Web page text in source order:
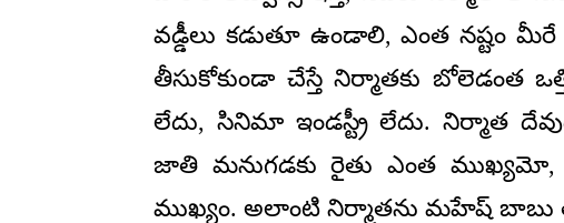
వడ్డీలు కడుతూ ఉండాలి, ఎంత నష్టం
తీసుకోకుండా చేస్తే నిర్మాతకు బోలెడంత
లేదు, సినిమా ఇండస్ట్రీ లేదు. నిర్మాత
జాతి మనుగడకు రైతు ఎంత ముఖ్యమో,
ముఖ్యం. అలాంటి నిర్మాతను మహేష్